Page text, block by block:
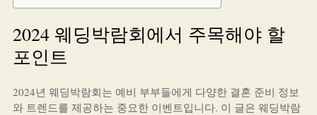
2024 웨딩박람회에서 주목해야 할
포인트
2024년 웨딩박람회는 예비 부부들에게 다양한 결혼 준비 정보
와 트렌드를 제공하는 중요한 이벤트입니다. 이 글은 웨딩박람